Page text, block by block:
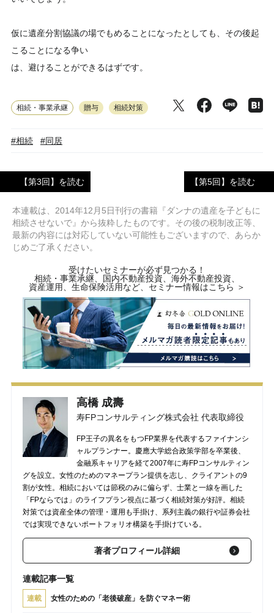
仮に遺産分割協議の場でもめることになったとしても、その後起
こることになる争い
は、避けることができるはずです。
相続・事業承継 贈与 相続対策
#相続 #同居
【第3回】を読む 【第5回】を読む
本連載は、2014年12月5日刊行の書籍『ダンナの遺産を子どもに
相続させないで』から抜粋したものです。その後の税制改正等、
最新の内容には対応していない可能性もございますので、あらか
じめご了承ください。
受けたいセミナーが必ず見つかる！
相続・事業承継、国内不動産投資、海外不動産投資、
資産運用、生命保険活用など、セミナー情報はこちら ＞
高橋 成壽
寿FPコンサルティング株式会社 代表取締役
FP王子の異名をもつFP業界を代表するファイナンシ
ャルプランナー。慶應大学総合政策学部を卒業後、
金融系キャリアを経て2007年に寿FPコンサルティン
グを設立。女性のためのマネープラン提供を志し、クライアントの9
割が女性。相続においては節税のみに偏らず、士業と一線を画した
「FPならでは」のライフプラン視点に基づく相続対策が好評。相続
対策では資産全体の管理・運用も手掛け、系列主義の銀行や証券会社
では実現できないポートフォリオ構築を手掛けている。
著者プロフィール詳細
連載記事一覧
連載 女性のための「老後破産」を防ぐマネー術